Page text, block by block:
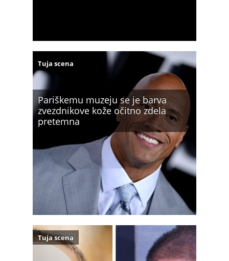
Pariškemu muzeju se je barva
zvezdnikove kože očitno zdela
pretemna
Tuja scena
Tuja scena